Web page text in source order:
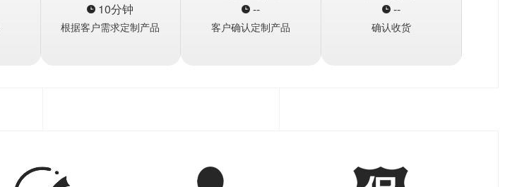
10分钟
根据客户需求定制产品
--
客户确认定制产品
--
确认收货